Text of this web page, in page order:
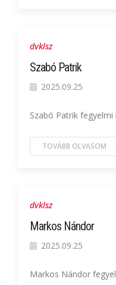
dvklsz
Szabó Patrik
2025.09.25
Szabó Patrik
TOVÁBB OLVASOM
dvklsz
Markos Nándor
2025.09.25
Markos Nándor